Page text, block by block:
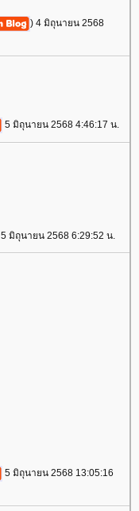
) 4 มิถุนายน 2568
5 มิถุนายน 2568 4:46:17 น.
5 มิถุนายน 2568 6:29:52 น.
5 มิถุนายน 2568 13:05:16